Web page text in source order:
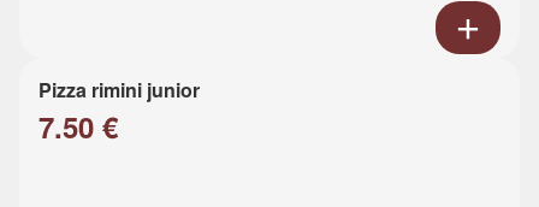
Pizza rimini junior
7.50 €